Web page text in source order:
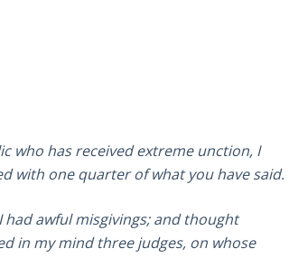
who has received extreme unction, I
with one quarter of what you have said.
awful misgivings; and thought
in my mind three judges, on whose